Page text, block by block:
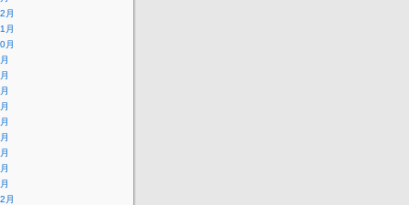
月
月
月
月